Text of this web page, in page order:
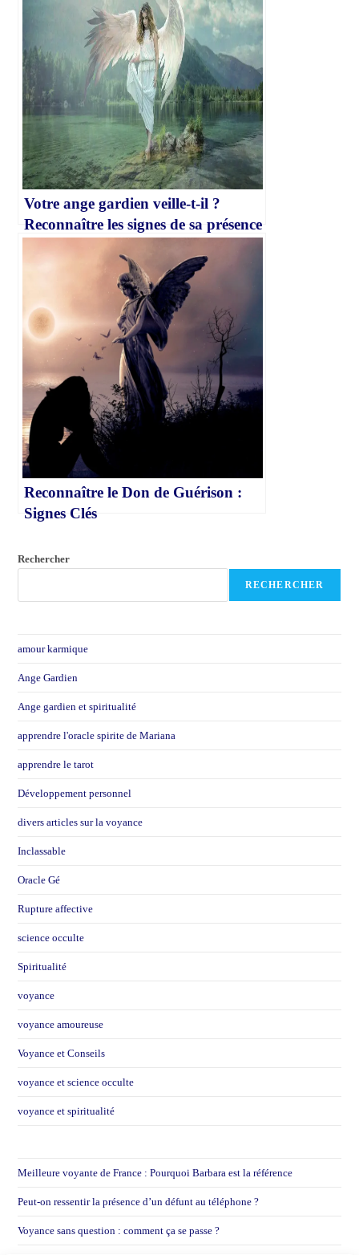
Votre ange gardien veille-t-il ?
Reconnaître les signes de sa présence
Reconnaître le Don de Guérison :
Signes Clés
Rechercher
RECHERCHER
amour karmique
Ange Gardien
Ange gardien et spiritualité
apprendre l'oracle spirite de Mariana
apprendre le tarot
Développement personnel
divers articles sur la voyance
Inclassable
Oracle Gé
Rupture affective
science occulte
Spiritualité
voyance
voyance amoureuse
Voyance et Conseils
voyance et science occulte
voyance et spiritualité
Meilleure voyante de France : Pourquoi Barbara est la référence
Peut-on ressentir la présence d’un défunt au téléphone ?
Voyance sans question : comment ça se passe ?